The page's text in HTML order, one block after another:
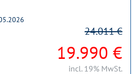
19.990 €
24.011 €
incl. 19% MwSt.